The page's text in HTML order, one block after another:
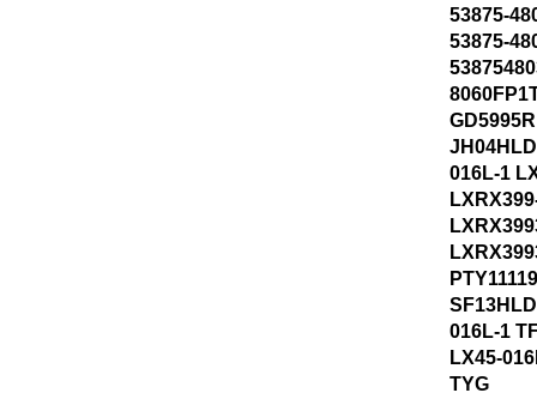
53875-
53875-
GD5995R
016L-1
016L-1
LX45-
TYG